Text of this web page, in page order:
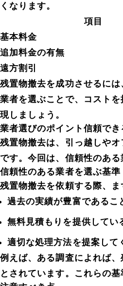
くなります。
項目
基本料金
追加料金の有無
遠方割引
残置物撤去を成功させるに
業者を選ぶことで、コスト
現しましょう。
業者選びのポイント信頼で
残置物撤去は、引っ越しや
です。今回は、信頼性のあ
信頼性のある業者を選ぶ基準
残置物撤去を依頼する際、
過去の実績が豊富であるこ
無料見積もりを提供してい
適切な処理方法を提案して
例えば、ある調査によれば
とされています。これらの